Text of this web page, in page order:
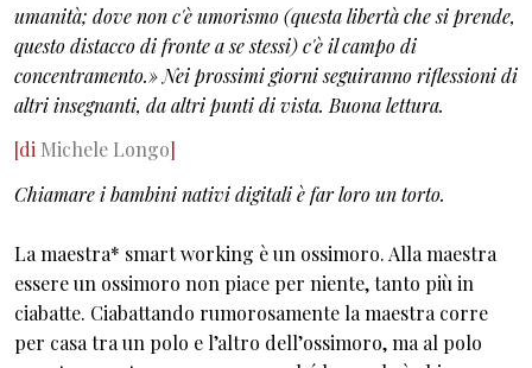
umanità; dove non c'è umorismo (questa libertà che si prende,
questo distacco di fronte a se stessi) c'è il campo di
concentramento.» Nei prossimi giorni seguiranno riflessioni di
altri insegnanti, da altri punti di vista. Buona lettura.
[di Michele Longo]
Chiamare i bambini nativi digitali è far loro un torto.
La maestra* smart working è un ossimoro. Alla maestra
essere un ossimoro non piace per niente, tanto più in
ciabatte. Ciabattando rumorosamente la maestra corre
per casa tra un polo e l’altro dell’ossimoro, ma al polo